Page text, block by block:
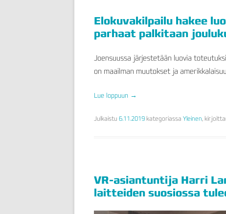
Elokuvakilpailu hakee
parhaat palkitaan
Joensuussa järjestetään luovia
on maailman muutokset ja
Lue loppuun →
Julkaistu 6.11.2019 kategoriassa Yleinen,
VR-asiantuntija Harri
laitteiden suosiossa